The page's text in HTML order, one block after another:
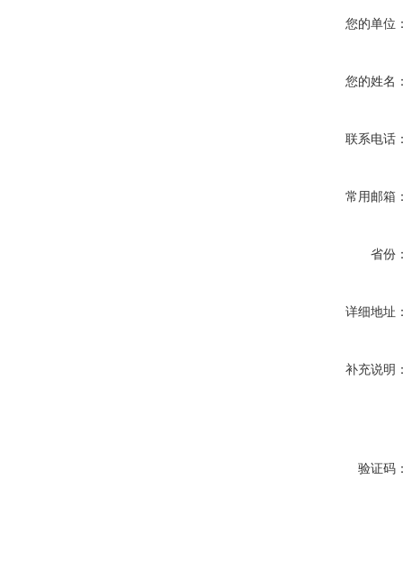
您的单位
您的姓名
联系电话
常用邮箱
省份
详细地址
补充说明
验证码